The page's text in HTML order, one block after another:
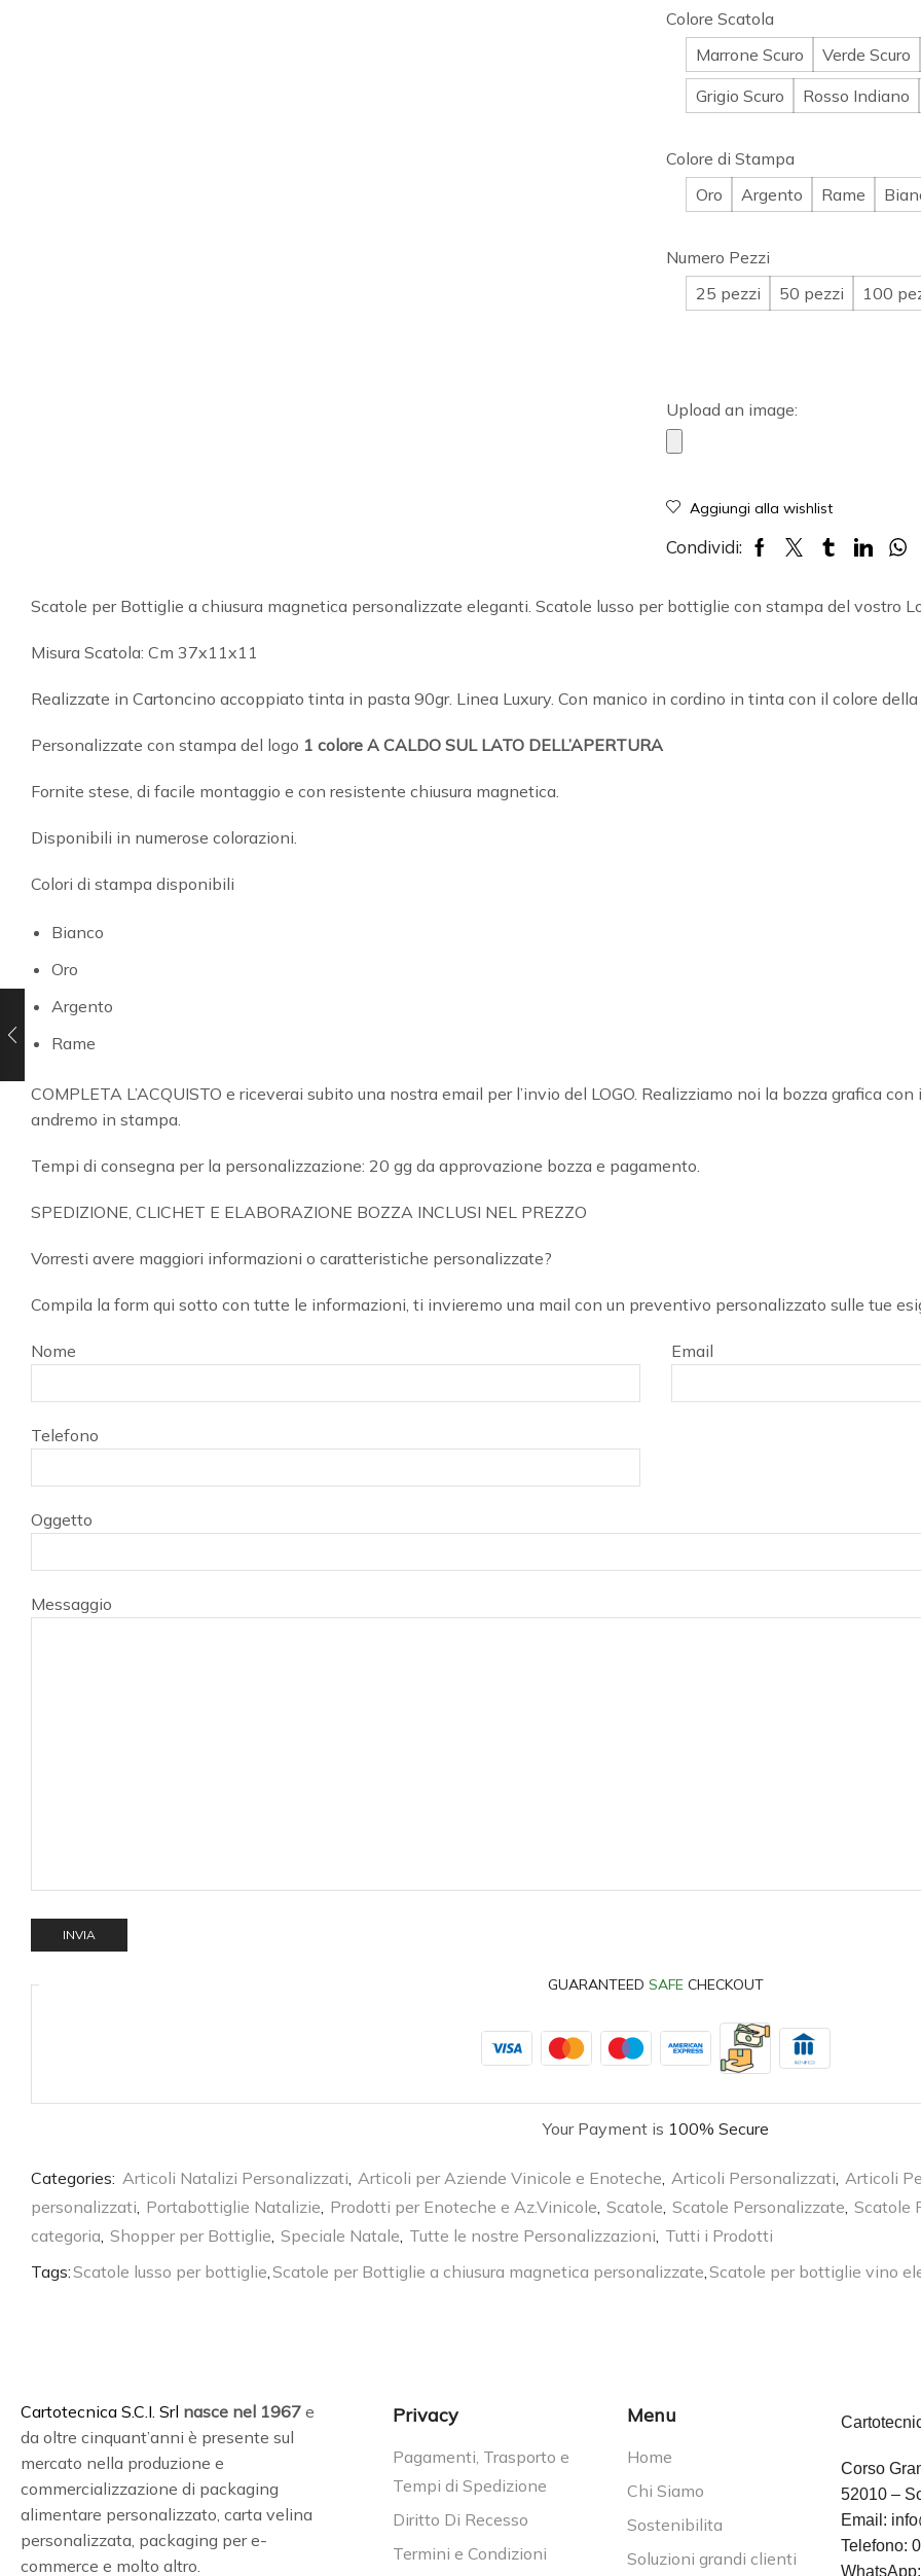
Colore Scatola
Marrone Scuro
Verde Scuro
Grigio Scuro
Rosso Indiano
Colore di Stampa
Oro
Argento Rame
Numero Pezzi
25 pezzi
50 pezzi 100
Upload an image:
Aggiungi alla wishlist
Condividi:
Scatole per Bottiglie a chiusura magnetica personalizzate eleganti. Scatole lusso per bottiglie con stampa del vostro
Misura Scatola: Cm 37x11x11
Realizzate in Cartoncino accoppiato tinta in pasta 90gr. Linea Luxury. Con manico in cordino in tinta con il colore della
Personalizzate con stampa del logo 1 colore A CALDO SUL LATO DELL’APERTURA
Fornite stese, di facile montaggio e con resistente chiusura magnetica.
Disponibili in numerose colorazioni.
Colori di stampa disponibili
Bianco
Oro
Argento
Rame
COMPLETA L’ACQUISTO e riceverai subito una nostra email per l’invio del LOGO. Realizziamo noi la bozza grafica
andremo in stampa.
Tempi di consegna per la personalizzazione: 20 gg da approvazione bozza e pagamento.
SPEDIZIONE, CLICHET E ELABORAZIONE BOZZA INCLUSI NEL PREZZO
Vorresti avere maggiori informazioni o caratteristiche personalizzate?
Compila la form qui sotto con tutte le informazioni, ti invieremo una mail con un preventivo personalizzato sulle tue
Nome Email
Telefono
Oggetto
Messaggio
GUARANTEED SAFECHECKOUT
Your Payment is 100% Secure
Categories: Articoli Natalizi Personalizzati Articoli per Aziende Vinicole e Enoteche Articoli Personalizzati Articoli
personalizzati Portabottiglie Natalizie Prodotti per Enoteche e Az.Vinicole Scatole Scatole Personalizzate Scatole
categoria Shopper per Bottiglie Speciale Natale Tutte le nostre Personalizzazioni Tutti i Prodotti
Tags:Scatole lusso per bottiglie Scatole per Bottiglie a chiusura magnetica personalizzate Scatole per bottiglie vino
Cartotecnica S.C.I. Srl nasce nel 1967 e
da oltre cinquant’anni è presente sul
mercato nella produzione e
commercializzazione di packaging
alimentare personalizzato, carta velina
personalizzata, packaging per e-
commerce e molto altro.
Privacy
Pagamenti, Trasporto e
Tempi di Spedizione
Diritto Di Recesso
Termini e Condizioni
Menu
Home
Chi Siamo
Sostenibilita
Soluzioni grandi clienti
Corso
52010 –
Email:
Telefono:
WhatsApp: